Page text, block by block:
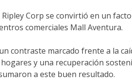
Corp se convirtió en un
comerciales Mall Aventura.
contraste marcado frente a la
y una recuperación
a este buen resultado.